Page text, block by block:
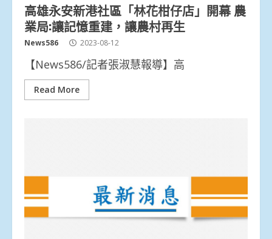
高雄永安新港社區「林花柑仔店」開幕 農
業局:讓記憶重建，讓農村再生
News586 2023-08-12
【News586/記者張淑慧報導】高
Read More